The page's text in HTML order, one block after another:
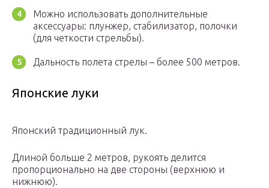
Можно использовать дополнительные
аксессуары: плунжер, стабилизатор, полочки
(для четкости стрельбы).
Дальность полета стрелы – более 500 метров.
Японские луки
Японский традиционный лук.
Длиной больше 2 метров, рукоять делится
пропорционально на две стороны (верхнюю и
нижнюю).